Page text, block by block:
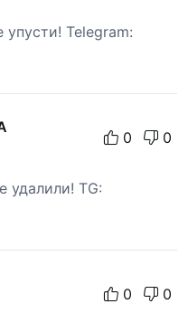
Telegram:
0 0
TG:
0 0